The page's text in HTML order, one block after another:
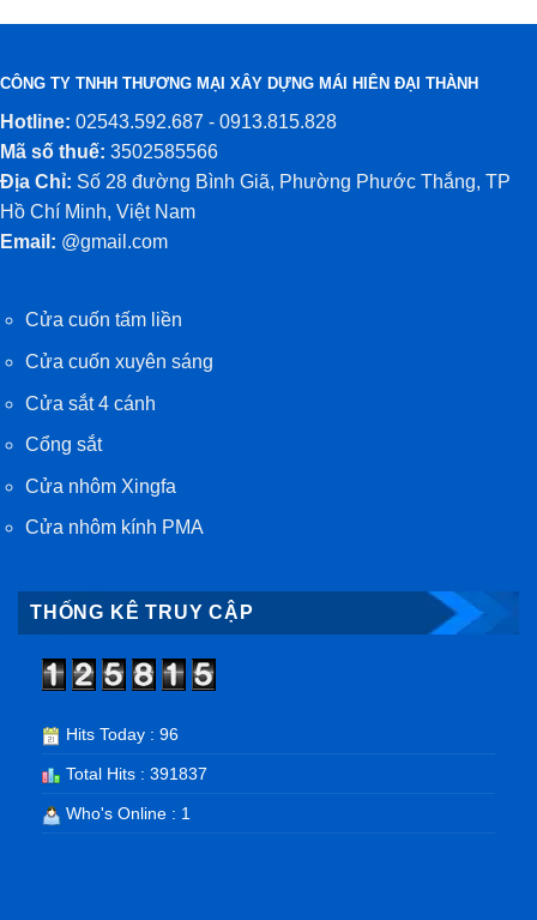
CÔNG TY TNHH THƯƠNG MẠI XÂY DỰNG MÁI HIÊN ĐẠI THÀNH
Hotline: 02543.592.687 - 0913.815.828
Mã số thuế: 3502585566
Địa Chỉ: Số 28 đường Bình Giã, Phường Phước Thắng, TP
Hồ Chí Minh, Việt Nam
Email: @gmail.com
Cửa cuốn tấm liền
Cửa cuốn xuyên sáng
Cửa sắt 4 cánh
Cổng sắt
Cửa nhôm Xingfa
Cửa nhôm kính PMA
THỐNG KÊ TRUY CẬP
Hits Today : 96
Total Hits : 391837
Who's Online : 1